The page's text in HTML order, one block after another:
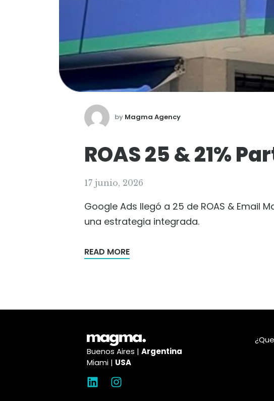
by Magma Agency
ROAS 25 & 21%
17 junio, 2026
Google Ads llegó a 25 de ROAS & Email
una estrategia integrada.
READ MORE
Buenos Aires | Argentina
Miami | USA